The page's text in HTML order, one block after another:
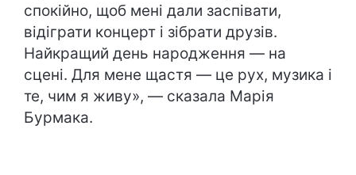
спокійно, щоб мені дали заспівати,
відіграти концерт і зібрати друзів.
Найкращий день народження — на
сцені. Для мене щастя — це рух, музика і
те, чим я живу», — сказала Марія
Бурмака.